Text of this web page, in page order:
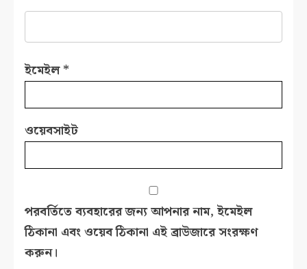
ইমেইল*
ওয়েবসাইট
পরবর্তিতে ব্যবহারের জন্য আপনার নাম, ইমেইল
ঠিকানা এবং ওয়েব ঠিকানা এই ব্রাউজারে সংরক্ষণ
করুন।